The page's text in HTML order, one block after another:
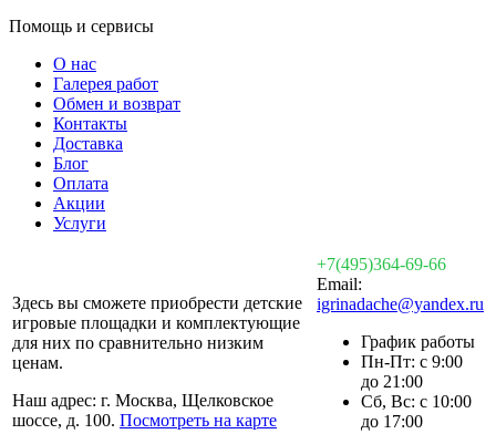
Помощь и сервисы
О нас
Галерея работ
Обмен и возврат
Контакты
Доставка
Блог
Оплата
Акции
Услуги
Здесь вы сможете приобрести детские
игровые площадки и комплектующие
для них по сравнительно низким
ценам.
Наш адрес: г. Москва, Щелковское
шоссе, д. 100. Посмотреть на карте
+7(495)364-69-66
Email:
igrinadache@yandex.ru
График работы
Пн-Пт: с 9:00
до 21:00
Сб, Вс: с 10:00
до 17:00